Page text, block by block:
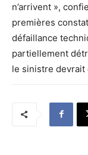
n’arrivent »,
premières
défaillance
partiellement
le sinistre devrait